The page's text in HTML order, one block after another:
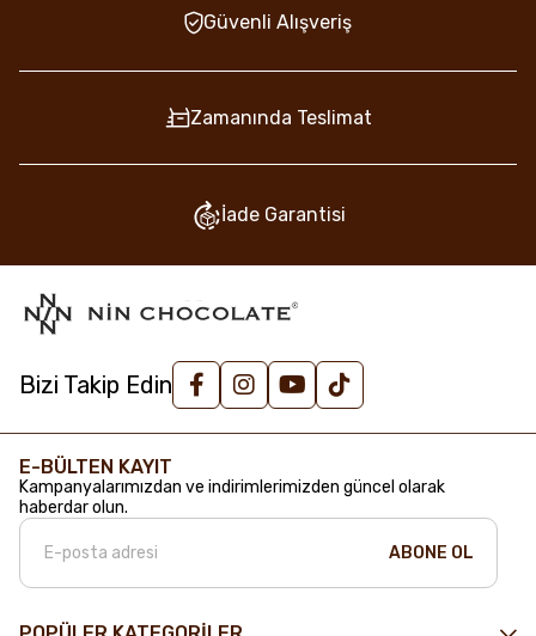
Güvenli Alışveriş
Zamanında Teslimat
İade Garantisi
Bizi Takip Edin
E-BÜLTEN KAYIT
Kampanyalarımızdan ve indirimlerimizden güncel olarak
haberdar olun.
ABONE OL